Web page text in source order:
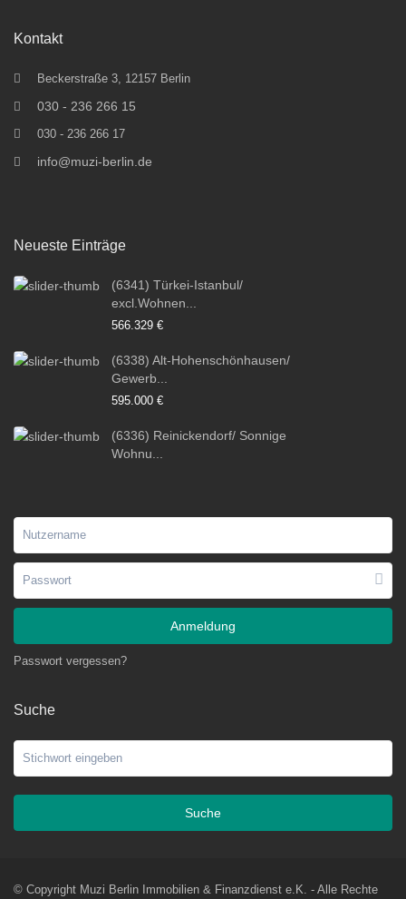
Kontakt
Beckerstraße 3, 12157 Berlin
030 - 236 266 15
030 - 236 266 17
info@muzi-berlin.de
Neueste Einträge
(6341) Türkei-Istanbul/
excl.Wohnen...
566.329 €
(6338) Alt-Hohenschönhausen/
Gewerb...
595.000 €
(6336) Reinickendorf/ Sonnige
Wohnu...
Anmeldung
Passwort vergessen?
Suche
Suche
© Copyright Muzi Berlin Immobilien & Finanzdienst e.K. - Alle Rechte